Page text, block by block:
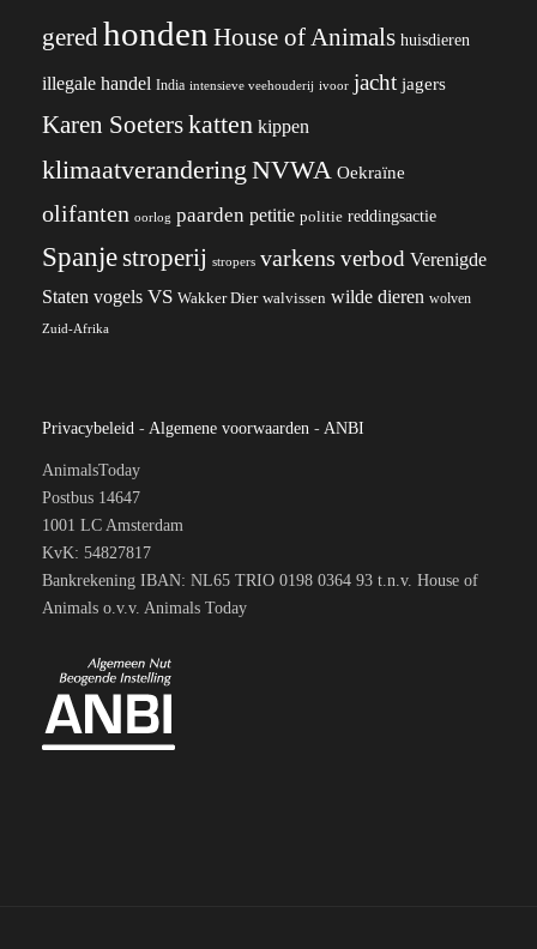
geredhonden House of Animals huisdieren
illegale handel India intensieve veehouderij ivoor jacht jagers
Karen Soeterskatten kippen
klimaatverandering NVWA Oekraïne
olifanten oorlog paarden petitie politie reddingsactie
Spanjestroperij stropers varkens verbod Verenigde
Staten vogels VS Wakker Dier walvissen wilde dieren wolven
Zuid-Afrika
Privacybeleid - Algemene voorwaarden - ANBI
AnimalsToday
Postbus 14647
1001 LC Amsterdam
KvK: 54827817
Bankrekening IBAN: NL65 TRIO 0198 0364 93 t.n.v. House of
Animals o.v.v. Animals Today